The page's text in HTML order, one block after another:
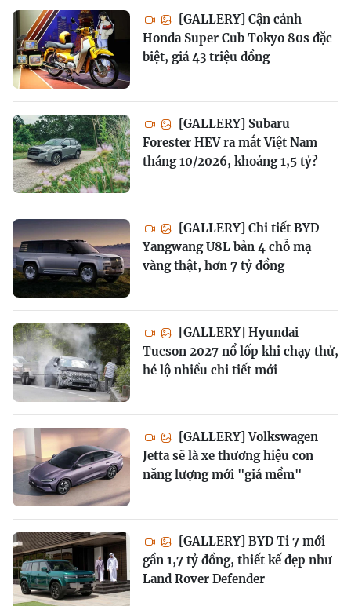
[GALLERY] Cận cảnh
Honda Super Cub Tokyo 80s đặc
biệt, giá 43 triệu đồng
[GALLERY] Subaru
Forester HEV ra mắt Việt Nam
tháng 10/2026, khoảng 1,5 tỷ?
[GALLERY] Chi tiết BYD
Yangwang U8L bản 4 chỗ mạ
vàng thật, hơn 7 tỷ đồng
[GALLERY] Hyundai
Tucson 2027 nổ lốp khi chạy thử,
hé lộ nhiều chi tiết mới
[GALLERY] Volkswagen
Jetta sẽ là xe thương hiệu con
năng lượng mới "giá mềm"
[GALLERY] BYD Ti 7 mới
gần 1,7 tỷ đồng, thiết kế đẹp như
Land Rover Defender